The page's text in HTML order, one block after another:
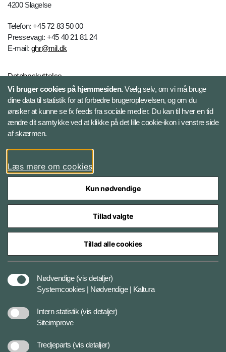
4200 Slagelse
Telefon: +45 72 83 50 00
Pressevagt: +45 40 21 81 24
E-mail: ghr@mil.dk
Databeskyttelse
Følg Gardehusarregimentet
Facebook
Instagram
Styrelser og myndigheder under Forsvarsministeriet
Vi bruger cookies på hjemmesiden.Vælg selv, om vi må bruge
dine data til statistik for at forbedre brugeroplevelsen, og om du
ønsker at kunne se fx feeds fra sociale medier. Du kan til hver en tid
ændre dit samtykke ved at klikke på det lille cookie-ikon i venstre side
af skærmen.
Læs mere om cookies
Kun nødvendige
Tillad valgte
Tillad alle cookies
Nødvendige (vis detaljer)
Systemcookies | Nødvendige | Kaltura
Intern statistik (vis detaljer)
Siteimprove
Tredjeparts (vis detaljer)